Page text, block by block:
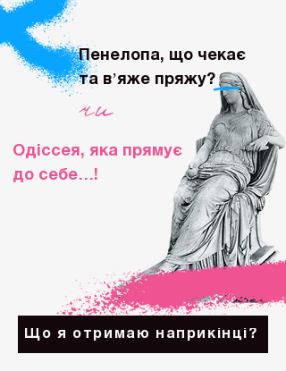
Пенелопа, що чекає
та вʼяже пряжу?
Одіссея, яка прямує
до себе…!
Що я отримаю наприкінці?
чи